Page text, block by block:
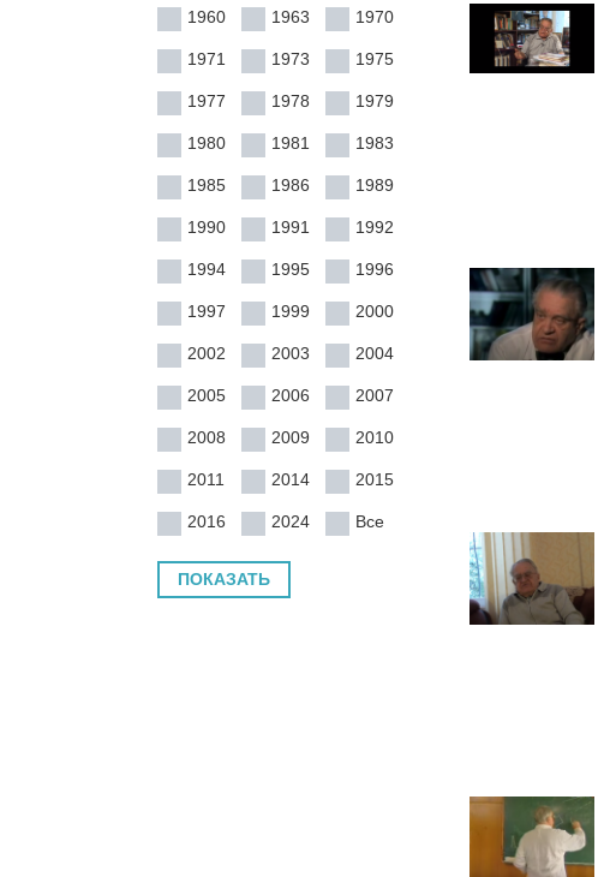
1960 1963 1970
1971 1973 1975
1977 1978 1979
1980 1981 1983
1985 1986 1989
1990 1991 1992
1994 1995 1996
1997 1999 2000
2002 2003 2004
2005 2006 2007
2008 2009 2010
2011 2014 2015
2016 2024 Все